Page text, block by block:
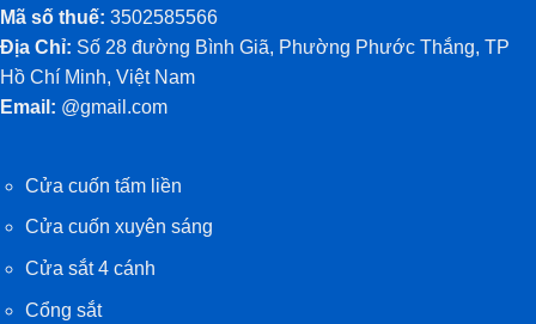
Mã số thuế: 3502585566
Địa Chỉ: Số 28 đường Bình Giã, Phường Phước Thắng, TP
Hồ Chí Minh, Việt Nam
Email: @gmail.com
Cửa cuốn tấm liền
Cửa cuốn xuyên sáng
Cửa sắt 4 cánh
Cổng sắt